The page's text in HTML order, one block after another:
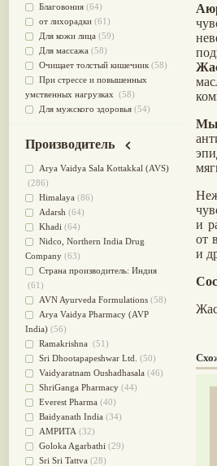
и
от
и
Благовония (64)
от лихорадки (61)
Для кожи лица (59)
Для массажа (58)
Очищает толстый кишечник (58)
При стрессе и повышенных
умственных нагрузках (58)
Для мужского здоровья (54)
применения
(51)
Для приготовления пищи(49)
от инфекций мочеполовой
системы(49)
Для стабилизации деятельности
ЦНС(47)
для суставов(47)
Лечит опухоли и отеки
Для медитации(44)
выводит токсины
Для здоровья печени(41)
Для тела(39)
для очищения крови
При диабете (38)
Антиоксидант(37)
Для Капха(Кафа) доши(37)
От паразитов(37)
При расстройстве желудка
Успокоительное(36)
Для глаз(34)
от геморроя(34)
Противовоспалительное
Производитель
Arya Vaidya Sala Kottakkal (AVS)
(286)
Himalaya (86)
Adarsh (64)
Khadi (64)
Nidсo, Northern India Drug
Company (63)
Страна производитель: Индия
(61)
AVN Ayurveda Formulations (58)
Arya Vaidya Pharmacy (AVP
India) (56)
Ramakrishna (51)
Sri Dhootapapeshwar Ltd. (50)
Vaidyaratnam Oushadhasala (46)
ShriGanga Pharmacy (44)
Everest Pharma (40)
Baidyanath India (34)
АМРИТА (32)
Goloka Agarbathi (29)
Sri Sri Tattva (28)